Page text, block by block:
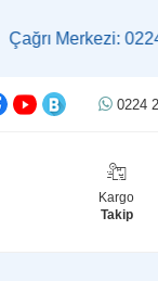
0224 223 76
0224
Kargo
Takip